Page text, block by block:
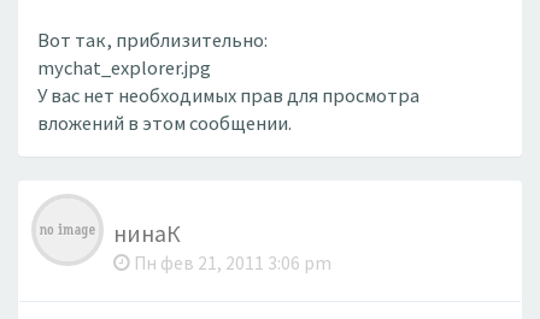
Вот так, приблизительно:
mychat_explorer.jpg
У вас нет необходимых прав для просмотра
вложений в этом сообщении.
нинаК
Пн фев 21, 2011 3:06 pm